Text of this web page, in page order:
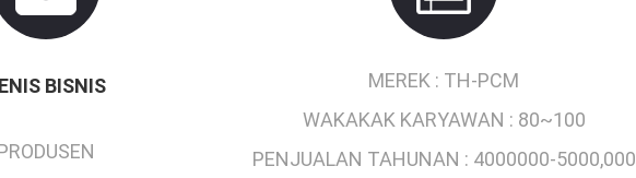
BISNIS MEREK : TH-PCM
WAKAKAK KARYAWAN : 80~100
PENJUALAN TAHUNAN : 4000000-5000,000